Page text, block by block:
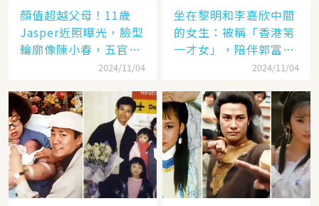
顏值超越父母！11歲
Jasper近照曝光，臉型
輪廓像陳小春，五官卻
更像應采兒網驚：完美
2024/11/04
坐在黎明和李嘉欣中間
的女生：被稱「香港第
一才女」，陪伴郭富城
「29年」卻看他娶了別
2024/11/04